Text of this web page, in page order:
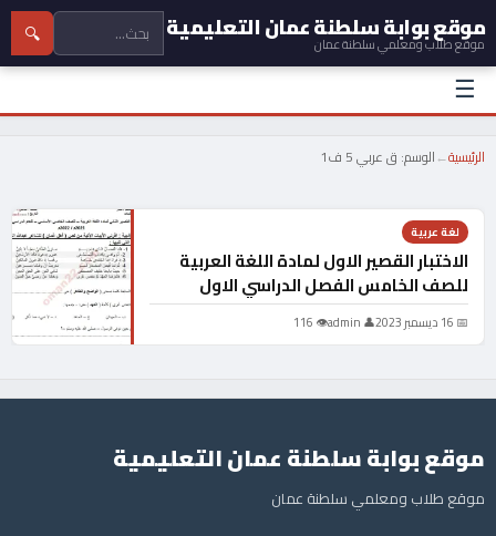
موقع بوابة سلطنة عمان التعليمية
موقع طلاب ومعلمي سلطنة عمان 🔍
☰
الرئيسية←الوسم: ق عربي 5 ف1
لغة عربية
الاختبار القصير الاول لمادة اللغة العربية
للصف الخامس الفصل الدراسي الاول
📅 16 ديسمبر 2023 👤 admin
👁 116
موقع بوابة سلطنة عمان التعليمية
موقع طلاب ومعلمي سلطنة عمان